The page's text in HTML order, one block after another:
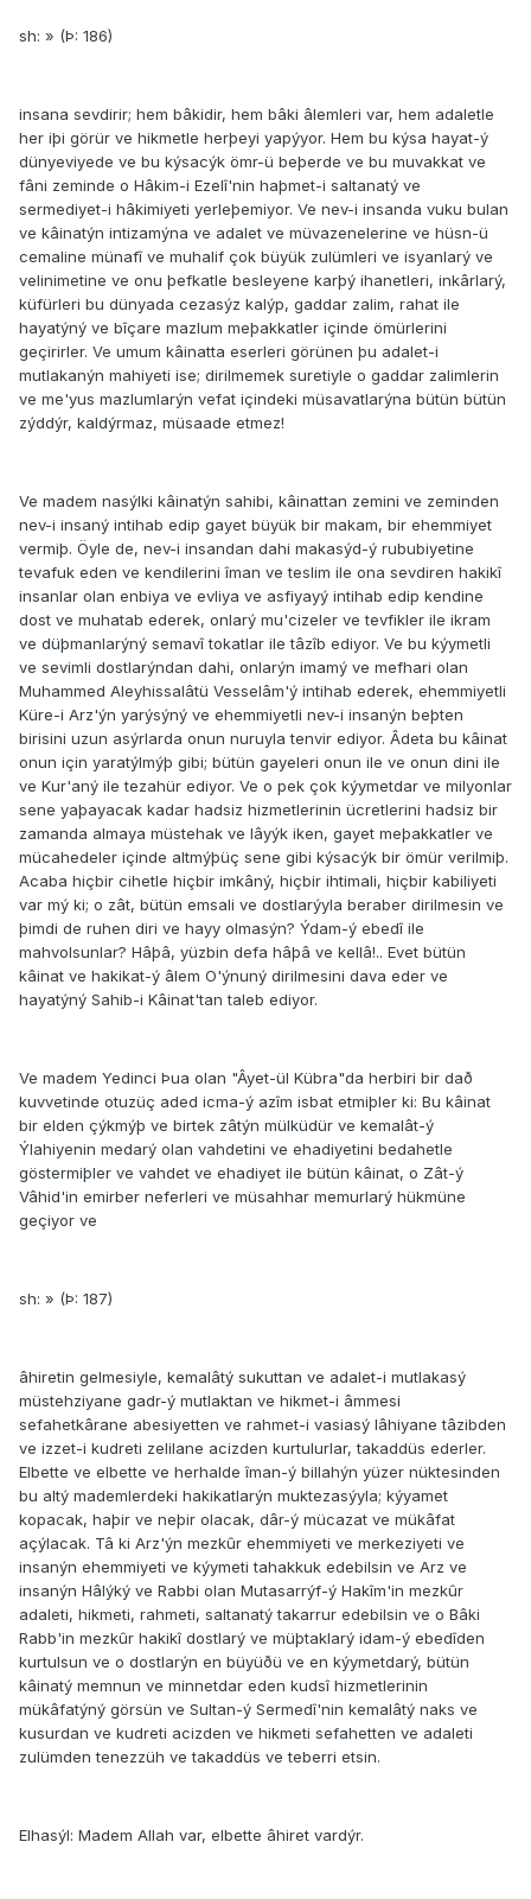
sh: » (Þ: 186)
insana sevdirir; hem bâkidir, hem bâki âlemleri var, hem adaletle
her iþi görür ve hikmetle herþeyi yapýyor. Hem bu kýsa hayat-ý
dünyeviyede ve bu kýsacýk ömr-ü beþerde ve bu muvakkat ve
fâni zeminde o Hâkim-i Ezelî'nin haþmet-i saltanatý ve
sermediyet-i hâkimiyeti yerleþemiyor. Ve nev-i insanda vuku bulan
ve kâinatýn intizamýna ve adalet ve müvazenelerine ve hüsn-ü
cemaline münafî ve muhalif çok büyük zulümleri ve isyanlarý ve
velinimetine ve onu þefkatle besleyene karþý ihanetleri, inkârlarý,
küfürleri bu dünyada cezasýz kalýp, gaddar zalim, rahat ile
hayatýný ve bîçare mazlum meþakkatler içinde ömürlerini
geçirirler. Ve umum kâinatta eserleri görünen þu adalet-i
mutlakanýn mahiyeti ise; dirilmemek suretiyle o gaddar zalimlerin
ve me'yus mazlumlarýn vefat içindeki müsavatlarýna bütün bütün
zýddýr, kaldýrmaz, müsaade etmez!
Ve madem nasýlki kâinatýn sahibi, kâinattan zemini ve zeminden
nev-i insaný intihab edip gayet büyük bir makam, bir ehemmiyet
vermiþ. Öyle de, nev-i insandan dahi makasýd-ý rububiyetine
tevafuk eden ve kendilerini îman ve teslim ile ona sevdiren hakikî
insanlar olan enbiya ve evliya ve asfiyayý intihab edip kendine
dost ve muhatab ederek, onlarý mu'cizeler ve tevfikler ile ikram
ve düþmanlarýný semavî tokatlar ile tâzîb ediyor. Ve bu kýymetli
ve sevimli dostlarýndan dahi, onlarýn imamý ve mefhari olan
Muhammed Aleyhissalâtü Vesselâm'ý intihab ederek, ehemmiyetli
Küre-i Arz'ýn yarýsýný ve ehemmiyetli nev-i insanýn beþten
birisini uzun asýrlarda onun nuruyla tenvir ediyor. Âdeta bu kâinat
onun için yaratýlmýþ gibi; bütün gayeleri onun ile ve onun dini ile
ve Kur'aný ile tezahür ediyor. Ve o pek çok kýymetdar ve milyonlar
sene yaþayacak kadar hadsiz hizmetlerinin ücretlerini hadsiz bir
zamanda almaya müstehak ve lâyýk iken, gayet meþakkatler ve
mücahedeler içinde altmýþüç sene gibi kýsacýk bir ömür verilmiþ.
Acaba hiçbir cihetle hiçbir imkâný, hiçbir ihtimali, hiçbir kabiliyeti
var mý ki; o zât, bütün emsali ve dostlarýyla beraber dirilmesin ve
þimdi de ruhen diri ve hayy olmasýn? Ýdam-ý ebedî ile
mahvolsunlar? Hâþâ, yüzbin defa hâþâ ve kellâ!.. Evet bütün
kâinat ve hakikat-ý âlem O'ýnuný dirilmesini dava eder ve
hayatýný Sahib-i Kâinat'tan taleb ediyor.
Ve madem Yedinci Þua olan "Âyet-ül Kübra"da herbiri bir dað
kuvvetinde otuzüç aded icma-ý azîm isbat etmiþler ki: Bu kâinat
bir elden çýkmýþ ve birtek zâtýn mülküdür ve kemalât-ý
Ýlahiyenin medarý olan vahdetini ve ehadiyetini bedahetle
göstermiþler ve vahdet ve ehadiyet ile bütün kâinat, o Zât-ý
Vâhid'in emirber neferleri ve müsahhar memurlarý hükmüne
geçiyor ve
sh: » (Þ: 187)
âhiretin gelmesiyle, kemalâtý sukuttan ve adalet-i mutlakasý
müstehziyane gadr-ý mutlaktan ve hikmet-i âmmesi
sefahetkârane abesiyetten ve rahmet-i vasiasý lâhiyane tâzibden
ve izzet-i kudreti zelilane acizden kurtulurlar, takaddüs ederler.
Elbette ve elbette ve herhalde îman-ý billahýn yüzer nüktesinden
bu altý mademlerdeki hakikatlarýn muktezasýyla; kýyamet
kopacak, haþir ve neþir olacak, dâr-ý mücazat ve mükâfat
açýlacak. Tâ ki Arz'ýn mezkûr ehemmiyeti ve merkeziyeti ve
insanýn ehemmiyeti ve kýymeti tahakkuk edebilsin ve Arz ve
insanýn Hâlýký ve Rabbi olan Mutasarrýf-ý Hakîm'in mezkûr
adaleti, hikmeti, rahmeti, saltanatý takarrur edebilsin ve o Bâki
Rabb'in mezkûr hakikî dostlarý ve müþtaklarý idam-ý ebedîden
kurtulsun ve o dostlarýn en büyüðü ve en kýymetdarý, bütün
kâinatý memnun ve minnetdar eden kudsî hizmetlerinin
mükâfatýný görsün ve Sultan-ý Sermedî'nin kemalâtý naks ve
kusurdan ve kudreti acizden ve hikmeti sefahetten ve adaleti
zulümden tenezzüh ve takaddüs ve teberri etsin.
Elhasýl: Madem Allah var, elbette âhiret vardýr.